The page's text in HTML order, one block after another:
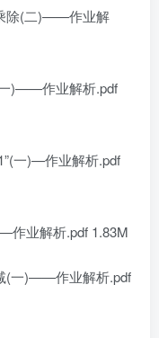
除(二)——作业解
)——作业解析.pdf
一)—作业解析.pdf
业解析.pdf 1.83M
一)——作业解析.pdf